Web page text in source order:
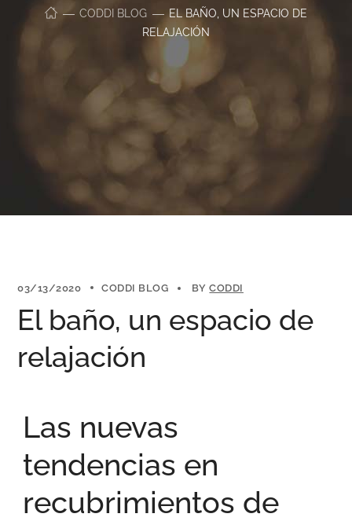
CODDI BLOG
EL BAÑO, UN ESPACIO DE
RELAJACIÓN
03/13/2020 CODDI BLOG BYCODDI
El baño, un espacio de
relajación
Las nuevas
tendencias en
recubrimientos de